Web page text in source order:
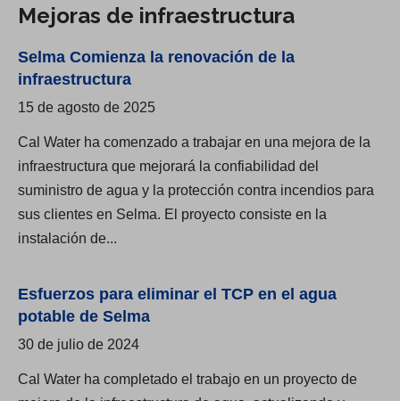
e
m
a
t
o
i
c
p
a
l
y
f
u
r
a
d
e
l
Mejoras de infraestructura
Selma Comienza la renovación de la
infraestructura
15 de agosto de 2025
Cal Water ha comenzado a trabajar en una mejora de la
infraestructura que mejorará la confiabilidad del
suministro de agua y la protección contra incendios para
sus clientes en Selma. El proyecto consiste en la
instalación de...
Esfuerzos para eliminar el TCP en el agua
potable de Selma
30 de julio de 2024
Cal Water ha completado el trabajo en un proyecto de